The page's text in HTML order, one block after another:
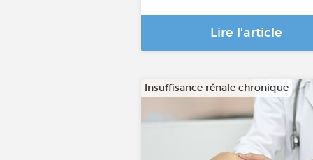
Lire l'article
Insuffisance rénale chronique